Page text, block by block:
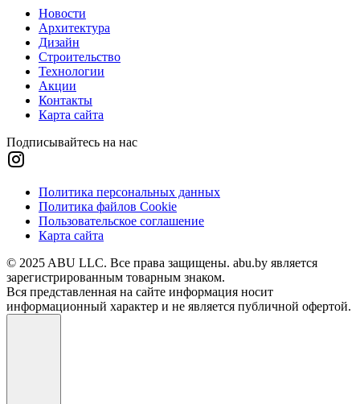
Новости
Архитектура
Дизайн
Строительство
Технологии
Акции
Контакты
Карта сайта
Подписывайтесь на нас
Политика персональных данных
Политика файлов Cookie
Пользовательское соглашение
Карта сайта
© 2025 ABU LLC. Все права защищены. abu.by является
зарегистрированным товарным знаком.
Вся представленная на сайте информация носит
информационный характер и не является публичной офертой.